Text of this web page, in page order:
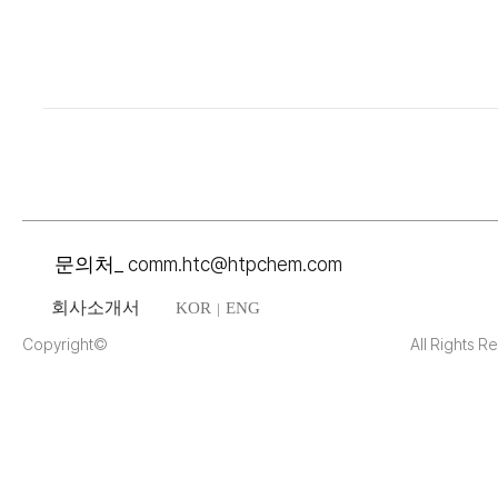
문의처 comm.htc@htpchem.com
회사소개서 KOR | ENG
Copyright© All Rights